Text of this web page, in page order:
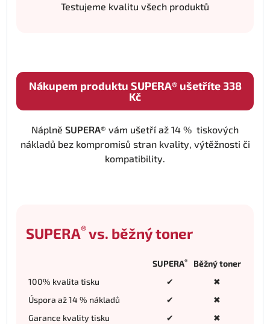
Testujeme kvalitu všech produktů
Nákupem produktu SUPERA® ušetříte 338
Kč
Náplně SUPERA® vám ušetří až 14 % tiskových
nákladů bez kompromisů stran kvality, výtěžnosti či
kompatibility.
SUPERA®vs. běžný toner
SUPERA®
Běžný toner
100% kvalita tisku
✔
✖
Úspora až 14 % nákladů
✔
✖
Garance kvality tisku
✔ ✖